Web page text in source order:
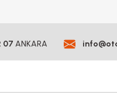
07 ANKARA